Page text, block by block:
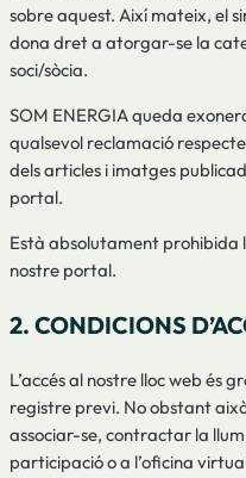
sobre aquest. Així mateix, el
dona dret a atorgar-se la
soci/sòcia.
SOM ENERGIA queda
qualsevol reclamació
dels articles i imatges
portal.
Està absolutament prohibida
nostre portal.
2. CONDICIONS
L’accés al nostre lloc web és
registre previ. No obstant
associar-se, contractar la
participació o a l’oficina